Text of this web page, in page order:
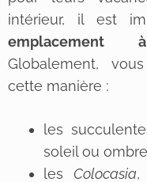
intérieur, il est
Globalement,
cette manière :
les
soleil ou
lesColocasia